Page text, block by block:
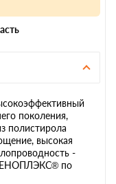
поколения,
полистирола
высокая
-
по